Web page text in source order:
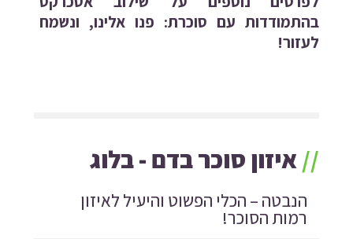
בהתמודדות עם סוכרת: פנו אלינו, ונשמח
לעזור!
//איזון סוכר בדם - בלוג
הנבטה – הכלי הפשוט והיעיל לאיזון
רמות הסוכר!